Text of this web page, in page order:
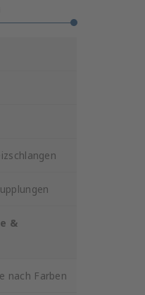
&
nach Farben